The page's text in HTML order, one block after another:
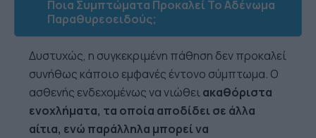
Ποια Συμπτώματα Προκαλεί Το Αδένωμα
Παραθυρεοειδούς;
Δυστυχώς, η συγκεκριμένη πάθηση δεν προκαλεί
συνήθως κάποιο εμφανές έντονο σύμπτωμα. Ο
ασθενής ενδεχομένως να νιώθειακαθόριστα
ενοχλήματα, τα οποία αποδίδει σε άλλα
αίτια, ενώ παράλληλα μπορεί να